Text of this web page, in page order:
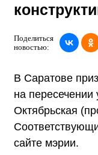
Поделиться
новостью:
В Саратове
на
Октябрьская
сайте мэрии.